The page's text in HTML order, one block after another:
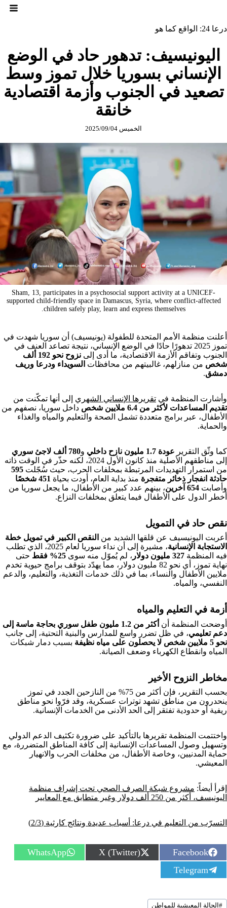
درعا 24: الواقع كما هو
اليونيسيف: تدهور حاد في الوضع
الإنساني بسوريا خلال تموز وسط
تصعيد في الجنوب وأزمة اقتصادية
خانقة
الخميس 2025/09/04
Sham, 13, participates in a psychosocial support activity at a UNICEF-
supported child-friendly space in Damascus, Syria, where conflict-affected
children safely play, learn and express themselves.
أعلنت منظمة الأمم المتحدة للطفولة (يونيسيف) أن سوريا شهدت في
تموز 2025 تدهورًا حادًا في الوضع الإنساني، نتيجة تصاعد العنف في
الجنوب وتفاقم الأزمة الاقتصادية، ما أدى إلى
نزوح نحو 192 ألف
شخص من منازلهم، غالبيتهم من محافظات السويداء ودرعا وريف
دمشق.
وأشارت المنظمة في تقريرها الإنساني الشهري إلى أنها تمكّنت من
تقديم المساعدات لأكثر من 6.4 ملايين شخص
داخل سوريا، نصفهم من
الأطفال، عبر برامج متعددة تشمل الصحة والتعليم والمياه والغذاء
والحماية.
كما وثّق التقرير عودة 1.7 مليون نازح داخلي و780 ألف لاجئ سوري
إلى مناطقهم الأصلية منذ كانون الأول 2024، لكنه حذّر في الوقت ذاته
من استمرار التهديدات المرتبطة بمخلفات الحرب، حيث سُجّلت 595
حادثة انفجار ذخائر متفجرة منذ بداية العام، أودت بحياة 451 شخصًا
وأصابت 654 آخرين
، بينهم عدد كبير من الأطفال، ما يجعل سوريا من
أخطر الدول على الأطفال فيما يتعلق بمخلفات النزاع.
نقص حاد في التمويل
أعربت اليونيسيف عن قلقها الشديد من النقص الكبير في تمويل خطة
الاستجابة الإنسانية
، مشيرة إلى أن نداء سوريا لعام 2025، الذي تطلب
فيه المنظمة 327 مليون دولار ، لم يُموّل منه سوى 25% فقط
حتى
نهاية تموز، أي نحو 82 مليون دولار، مما يهدّد بتوقف برامج حيوية تخدم
ملايين الأطفال والنساء، بما في ذلك خدمات التغذية، والتعليم، والدعم
النفسي، والمياه.
أزمة في التعليم والمياه
أوضحت المنظمة أن
أكثر من 1.2 مليون طفل سوري بحاجة ماسة إلى
دعم تعليمي، في ظل تضرر واسع للمدارس والبنية التحتية، إلى جانب
نحو 5 ملايين شخص لا يحصلون على مياه نظيفة
بسبب دمار شبكات
المياه وانقطاع الكهرباء وضعف الصيانة.
مخاطر النزوح الأخير
بحسب التقرير، فإن أكثر من 75% من النازحين الجدد في تموز
ينحدرون من مناطق تشهد توترات عسكرية، وقد فرّوا نحو مناطق
ريفية أو حدودية تفتقر إلى الحد الأدنى من الخدمات الإنسانية.
واختتمت المنظمة تقريرها بالتأكيد على ضرورة تكثيف الدعم الدولي
وتسهيل وصول المساعدات الإنسانية إلى كافة المناطق المتضررة، مع
حماية المدنيين، وخاصة الأطفال، من مخلفات الحرب والانهيار
المعيشي.
إقرأ أيضاً: مشروع شبكة الصرف الصحي تحت إشراف منظمة
اليونيسف، أكثر من 250 ألف دولار وغير متطابق مع المعايير
التسرّب من التعليم في درعا: أسباب عديدة ونتائج كارثية (2/3)
S
h
a
r
o
Facebook
S
h
X (Twitter)
S
h
WhatsApp
S
h
r
e
Telegram
وسوم
#الحالة المعيشية للمواطن